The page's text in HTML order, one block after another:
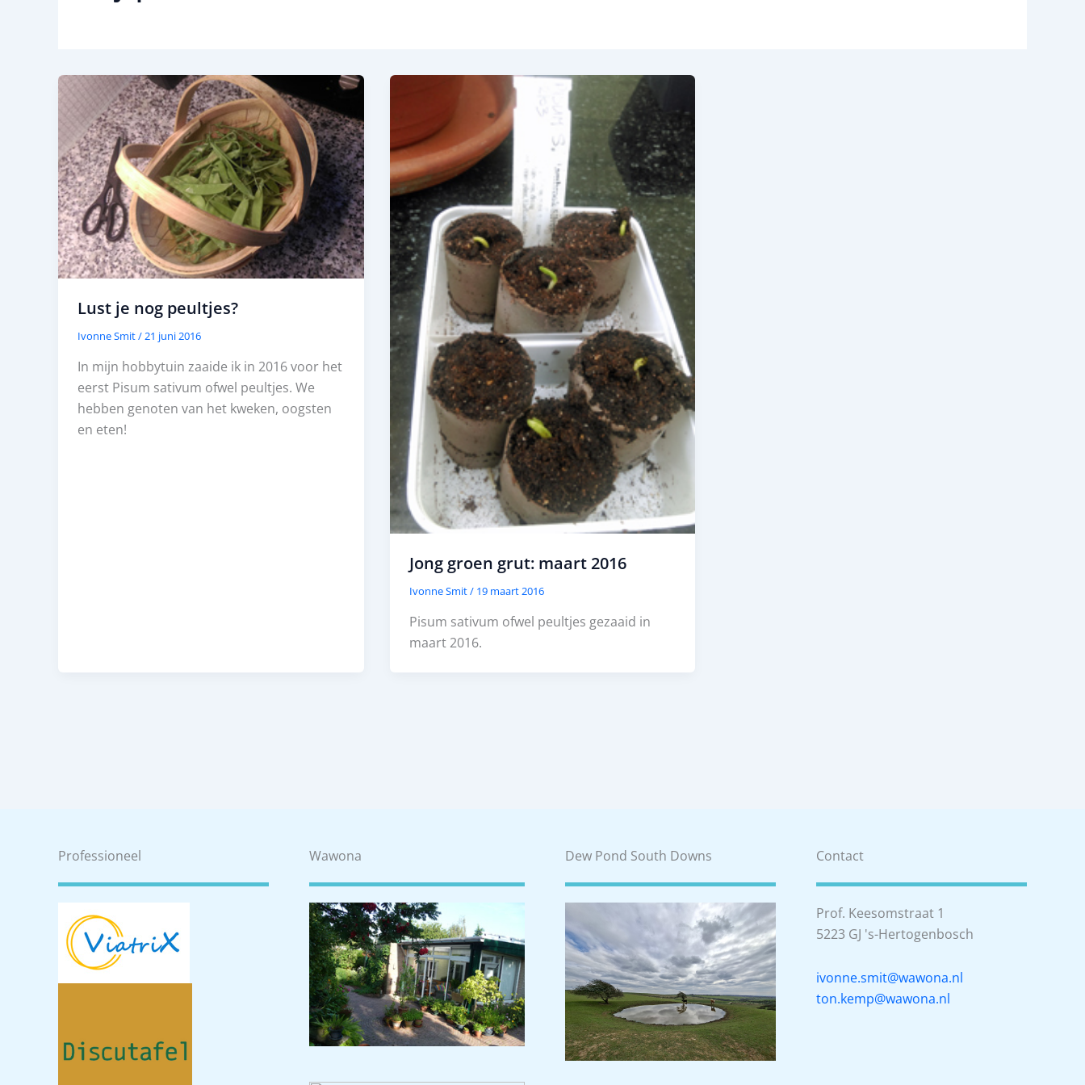
Lust je nog peultjes?
Ivonne Smit/21 juni 2016
In mijn hobbytuin zaaide ik in 2016 voor het
eerst Pisum sativum ofwel peultjes. We
hebben genoten van het kweken, oogsten
en eten!
Jong groen grut: maart 2016
Ivonne Smit/ 19 maart 2016
Pisum sativum ofwel peultjes gezaaid in
maart 2016.
Professioneel Wawona Dew Pond South Downs Contact
Prof. Keesomstraat 1
5223 GJ 's-Hertogenbosch
ivonne.smit@wawona.nl
ton.kemp@wawona.nl